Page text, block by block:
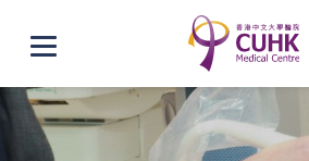
打开选单